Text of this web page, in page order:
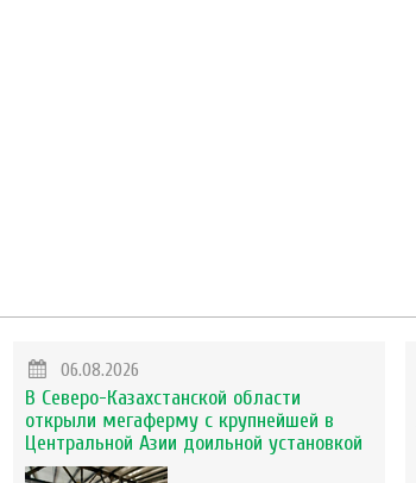
06.08.2026
В Северо-Казахстанской области
открыли мегаферму с крупнейшей в
Центральной Азии доильной установкой